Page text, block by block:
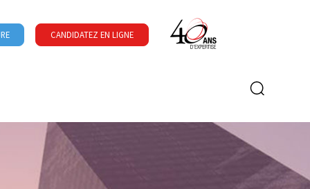
CANDIDATEZ EN LIGNE
Formulaire de recherche